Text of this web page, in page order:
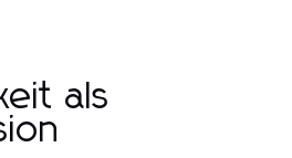
als